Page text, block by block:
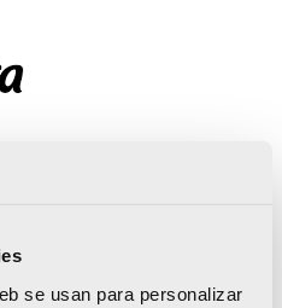
se usan para personalizar
con
Seasons del Centro